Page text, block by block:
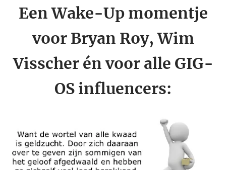
Een Wake-Up momentje
voor Bryan Roy, Wim
Visscher én voor alle GIG-
OS influencers: